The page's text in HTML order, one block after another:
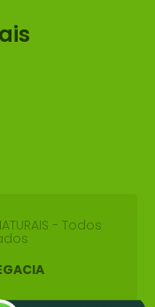
- Todos